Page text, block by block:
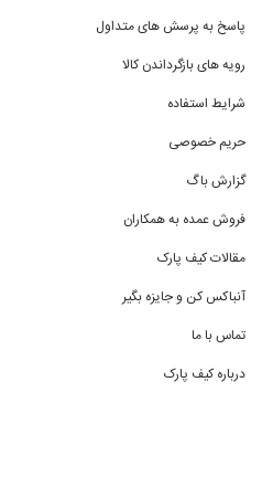
پاسخ به پرسش های متداول
رویه های بازگرداندن کالا
شرایط استفاده
حریم خصوصی
گزارش باگ
فروش عمده به همکاران
مقالات کیف پارک
آنباکس کن و جایزه بگیر
تماس با ما
درباره کیف پارک